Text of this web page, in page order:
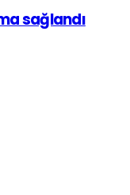
sağlandı